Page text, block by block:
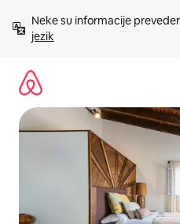
sadržaj
Neke su informacije
jezik